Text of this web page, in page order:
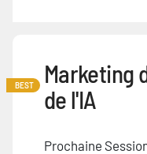
BEST
Marketing
de l'IA
Prochaine